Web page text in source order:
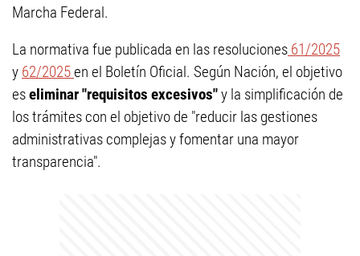
Marcha Federal.
La normativa fue publicada en las resoluciones 61/2025
y 62/2025en el Boletín Oficial. Según Nación, el objetivo
eseliminar "requisitos excesivos"y la simplificación de
los trámites con el objetivo de "reducir las gestiones
administrativas complejas y fomentar una mayor
transparencia".